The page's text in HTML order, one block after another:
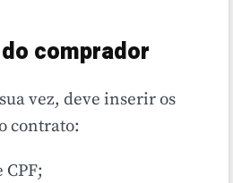
comprador
vez, deve inserir os
contrato:
CPF;